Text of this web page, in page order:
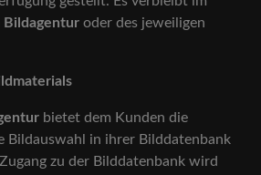
Bildagentur oder des jeweiligen
bietet dem Kunden die
Bildauswahl in ihrer Bilddatenbank
zu der Bilddatenbank wird